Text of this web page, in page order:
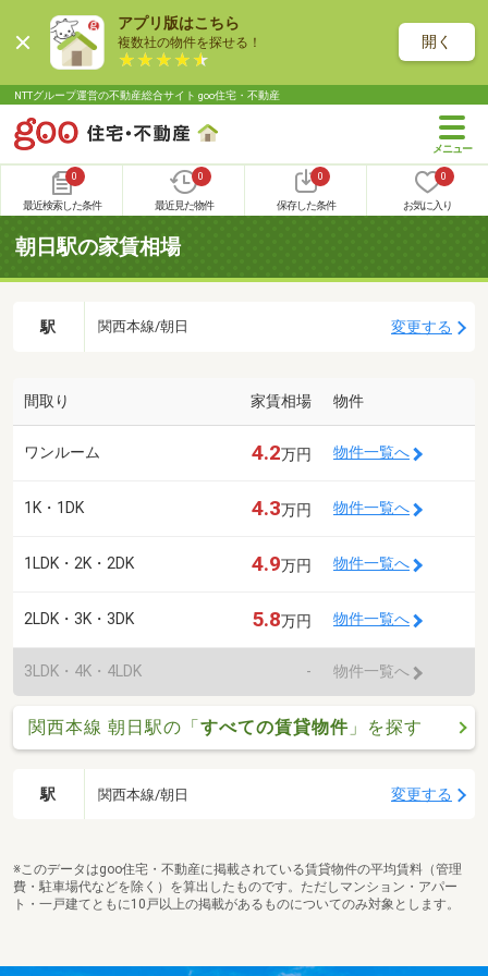
アプリ版はこちら
複数社の物件を探せる！ 開く
NTTグループ運営の不動産総合サイト goo住宅・不動産
0
最近検索した条件
0
最近見た物件
0
保存した条件
0
お気に入り
朝日駅の家賃相場
駅 関西本線/朝日 変更する
間取り 家賃相場 物件
ワンルーム 4.2万円 物件一覧へ
1K・1DK 4.3万円 物件一覧へ
1LDK・2K・2DK 4.9万円 物件一覧へ
2LDK・3K・3DK 5.8万円 物件一覧へ
3LDK・4K・4LDK - 物件一覧へ
関西本線 朝日駅の「すべての賃貸物件 」を探す
駅 関西本線/朝日 変更する
※このデータはgoo住宅・不動産に掲載されている賃貸物件の平均賃料（管理
費・駐車場代などを除く）を算出したものです。ただしマンション・アパー
ト・一戸建てともに10戸以上の掲載があるものについてのみ対象とします。